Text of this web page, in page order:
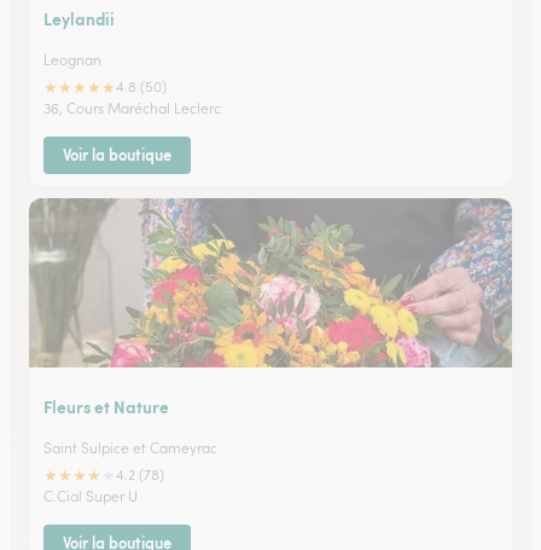
Leylandii
Leognan
★★★★★4.8 (50)
36, Cours Maréchal Leclerc
Voir la boutique
Fleurs et Nature
Saint Sulpice et Cameyrac
★★★★
4.2 (78)
C.Cial Super U
Voir la boutique